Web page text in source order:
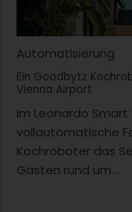
Automatisierung
Ein Goodbytz
Vienna Airport
Im Leonardo
vollautomatische
Kochroboter das
Gästen rund um...